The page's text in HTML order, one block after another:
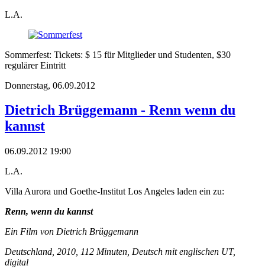
L.A.
Sommerfest: Tickets: $ 15 für Mitglieder und Studenten, $30
regulärer Eintritt
Donnerstag, 06.09.2012
Dietrich Brüggemann - Renn wenn du
kannst
06.09.2012 19:00
L.A.
Villa Aurora und Goethe-Institut Los Angeles laden ein zu:
Renn, wenn du kannst
Ein Film von Dietrich Brüggemann
Deutschland, 2010, 112 Minuten, Deutsch mit englischen UT,
digital